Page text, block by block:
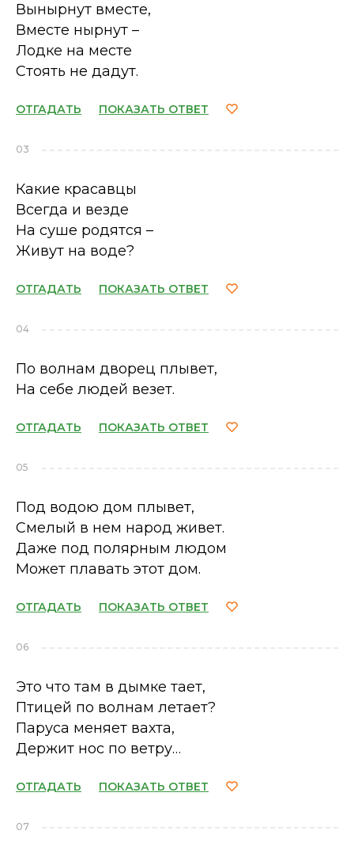
Вынырнут вместе,
Вместе нырнут –
Лодке на месте
Стоять не дадут.
ОТГАДАТЬ ПОКАЗАТЬ ОТВЕТ
03
Какие красавцы
Всегда и везде
На суше родятся –
Живут на воде?
ОТГАДАТЬ ПОКАЗАТЬ ОТВЕТ
04
По волнам дворец плывет,
На себе людей везет.
ОТГАДАТЬ ПОКАЗАТЬ ОТВЕТ
05
Под водою дом плывет,
Смелый в нем народ живет.
Даже под полярным людом
Может плавать этот дом.
ОТГАДАТЬ ПОКАЗАТЬ ОТВЕТ
06
Это что там в дымке тает,
Птицей по волнам летает?
Паруса меняет вахта,
Держит нос по ветру…
ОТГАДАТЬ ПОКАЗАТЬ ОТВЕТ
07